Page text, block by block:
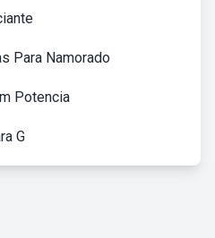
Para Namorado
Potencia
G